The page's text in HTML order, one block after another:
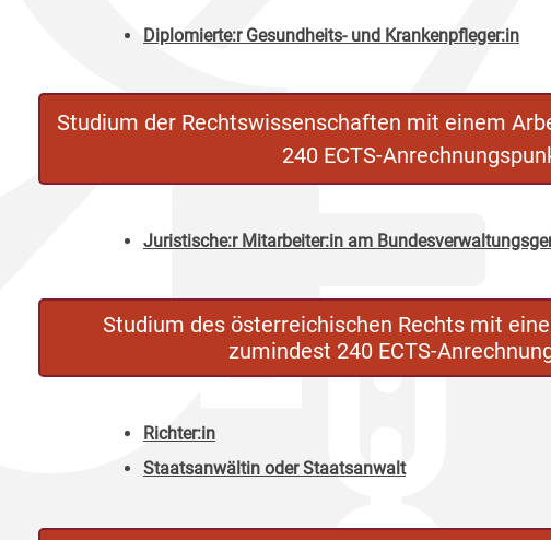
Diplomierte:r Gesundheits- und Krankenpfleger:in
Studium der Rechtswissenschaften mit einem
240 ECTS-
Juristische:r Mitarbeiter:in am
Studium des österreichischen Rechts mit
zumindest 240 ECTS-
Richter:in
Staatsanwältin oder Staatsanwalt